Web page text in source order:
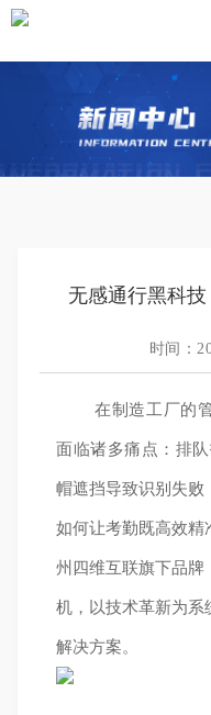
无感通行黑科
时间：
在制造工厂的
面临诸多痛点：排
帽遮挡导致识别失
如何让考勤既高效
州四维互联旗下品牌
机，以技术革新为
解决方案。